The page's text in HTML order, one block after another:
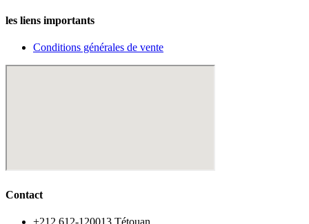
les liens importants
Conditions générales de vente
Contact
‪+212 612-120013 Tétouan